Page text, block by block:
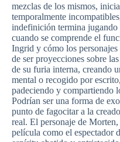
mezclas de los mismos,
temporalmente
indefinición termina jugando
cuando se comprende el
Ingrid y cómo los
de ser proyecciones sobre
de su furia interna, creando
mental o recogido por
padeciendo y compartiendo
Podrían ser una forma de
punto de fagocitar a la
real. El personaje de
película como el espectador